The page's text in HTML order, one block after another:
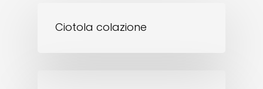
Ciotola colazione